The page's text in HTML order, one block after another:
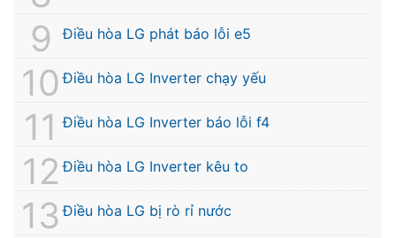
Điều hòa LG phát báo lỗi e5
Điều hòa LG Inverter chạy yếu
Điều hòa LG Inverter báo lỗi f4
Điều hòa LG Inverter kêu to
Điều hòa LG bị rò rỉ nước